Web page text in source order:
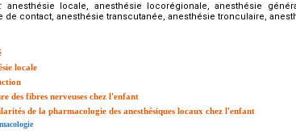
anesthésie locale, anesthésie locorégionale, anesthésie
de contact, anesthésie transcutanée, anesthésie tronculaire,
locale
des fibres nerveuses chez l'enfant
de la pharmacologie des anesthésiques locaux chez l'enfant